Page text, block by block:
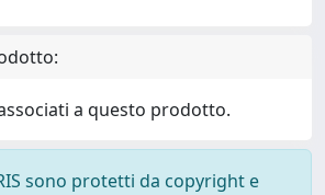
a questo prodotto.
sono protetti da copyright e